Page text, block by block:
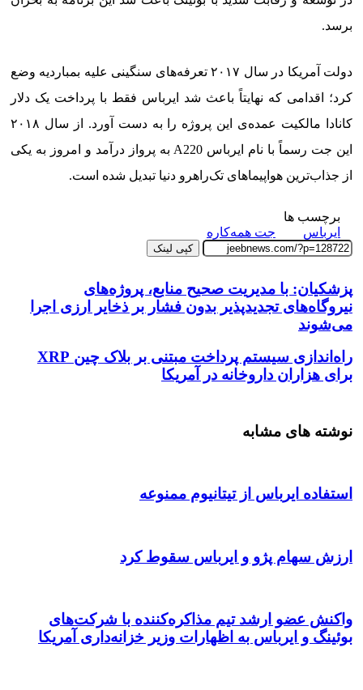
برسد.
دولت آمریکا در سال ۲۰۱۷ تعرفه‌های سنگینی علیه بمباردیه وضع
کرد؛ اقدامی که نهایتاً باعث شد ایرباس فقط با پرداخت یک دلار
کانادا مالکیت عمده‌ی این پروژه را به دست آورد. از سال ۲۰۱۸
این جت رسماً با نام ایرباس A220 به پرواز درآمد و امروز به یکی
از جذاب‌ترین هواپیماهای تک‌راهرو دنیا تبدیل شده است.
برچسب ها
ایرباس
جت همه‌کاره
کپی لینک
پزشکیان: با مدیریت صحیح منابع، پروژه‌های
نیروگاه‌های تجدیدپذیر بدون فشار بر ذخایر ارزی اجرا
می‌شوند
راه‌اندازی سیستم پرداخت مبتنی بر بلاک چین XRP
برای هزاران داروخانه در آمریکا
نوشته های مشابه
استفاده ایرباس از تیتانیوم ممنوعه
ارزش سهام پژو و ایرباس سقوط کرد
واکنش عضو ارشد تیم مذاکره‌کننده با شرکت‌های
بوئینگ و ایرباس به اظهارات وزیر خزانه‌داری آمریکا